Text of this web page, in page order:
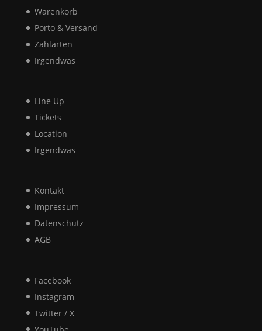
Warenkorb
Porto & Versand
Zahlarten
Irgendwas
Line Up
Tickets
Location
Irgendwas
Kontakt
Impressum
Datenschutz
AGB
Facebook
Instagram
Twitter / X